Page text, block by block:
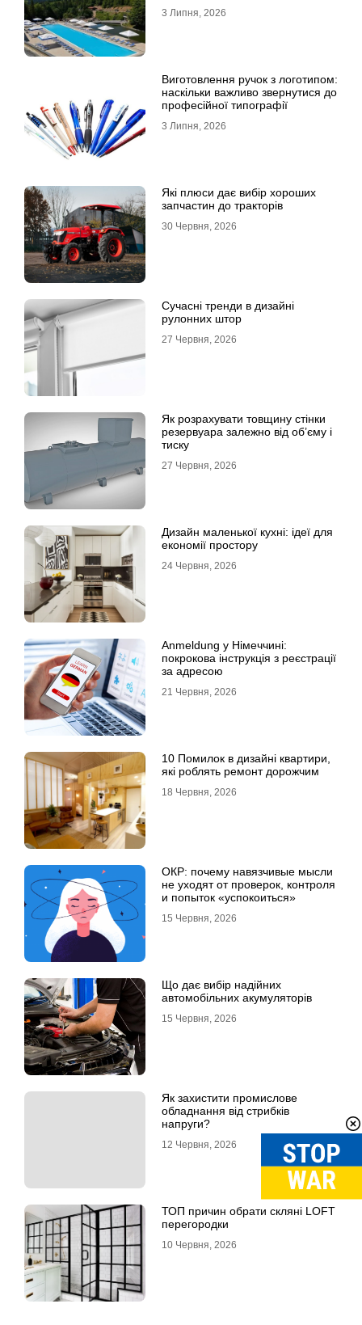
3 Липня, 2026
Виготовлення ручок з логотипом:
наскільки важливо звернутися до
професійної типографії
3 Липня, 2026
Які плюси дає вибір хороших
запчастин до тракторів
30 Червня, 2026
Сучасні тренди в дизайні
рулонних штор
27 Червня, 2026
Як розрахувати товщину стінки
резервуара залежно від об’єму і
тиску
27 Червня, 2026
Дизайн маленької кухні: ідеї для
економії простору
24 Червня, 2026
Anmeldung у Німеччині:
покрокова інструкція з реєстрації
за адресою
21 Червня, 2026
10 Помилок в дизайні квартири,
які роблять ремонт дорожчим
18 Червня, 2026
ОКР: почему навязчивые мысли
не уходят от проверок, контроля
и попыток «успокоиться»
15 Червня, 2026
Що дає вибір надійних
автомобільних акумуляторів
15 Червня, 2026
Як захистити промислове
обладнання від стрибків
напруги?
12 Червня, 2026
ТОП причин обрати скляні LOFT
перегородки
10 Червня, 2026